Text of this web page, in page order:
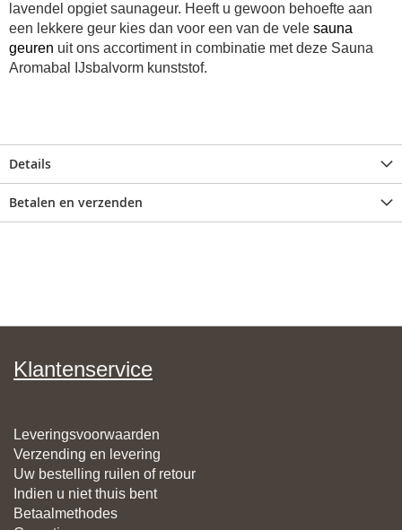
lavendel opgiet saunageur. Heeft u gewoon behoefte aan
een lekkere geur kies dan voor een van de vele sauna
geuren uit ons accortiment in combinatie met deze Sauna
Aromabal IJsbalvorm kunststof.
Details
Betalen en verzenden
Klantenservice
Leveringsvoorwaarden
Verzending en levering
Uw bestelling ruilen of retour
Indien u niet thuis bent
Betaalmethodes